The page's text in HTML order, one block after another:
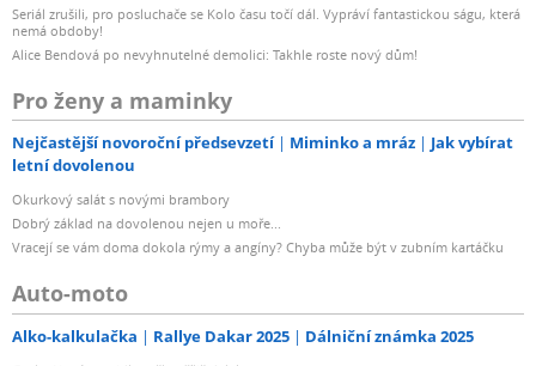
Seriál zrušili, pro posluchače se Kolo času točí dál. Vypráví fantastickou ságu, která
nemá obdoby!
Alice Bendová po nevyhnutelné demolici: Takhle roste nový dům!
Pro ženy a maminky
Nejčastější novoroční předsevzetí Miminko a mráz
Jak vybírat
letní dovolenou
Okurkový salát s novými brambory
Dobrý základ na dovolenou nejen u moře...
Vracejí se vám doma dokola rýmy a angíny? Chyba může být v zubním kartáčku
Auto-moto
Alko-kalkulačka Rallye Dakar 2025 Dálniční známka 2025